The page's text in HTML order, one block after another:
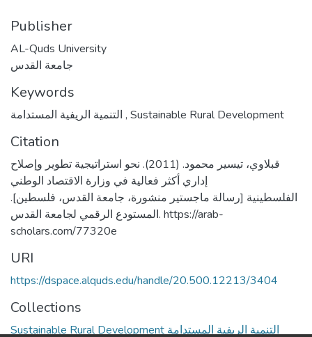
Publisher
AL-Quds University
جامعة القدس
Keywords
, Sustainable Rural Development
Citation
قبلاوي، تيسير محمود. (2011). نحو استراتيجية تطوير وإصلاح
إداري أكثر فعالية في وزارة الاقتصاد الوطني
الفلسطينية [رسالة ماجستير منشورة، جامعة القدس، فلسطين].
المستودع الرقمي لجامعة القدس. https://arab-
scholars.com/77320e
URI
https://dspace.alquds.edu/handle/20.500.12213/3404
Collections
Sustainable Rural Development التنمية الريفية المستدامة